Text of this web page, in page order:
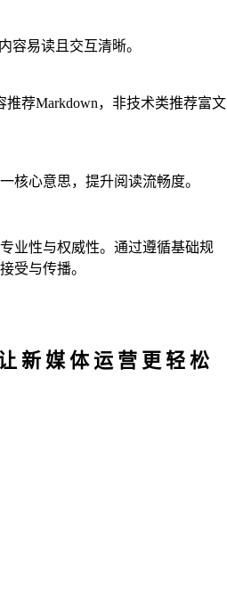
容易读且交互清晰。
荐Markdown，非技术类推荐富文
核心意思，提升阅读流畅度。
业性与权威性。通过遵循基础规
受与传播。
新媒体运营更轻松